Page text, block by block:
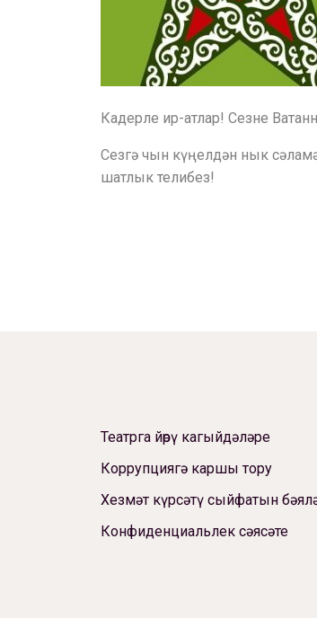
Кадерле ир-атлар! Сезне
Сезгә чын күңелдән нык
шатлык телибез!
Театрга йөрү кагыйдәләре
Коррупциягә каршы тору
Хезмәт күрсәтү сыйфатын
Конфиденциальлек сәясәте